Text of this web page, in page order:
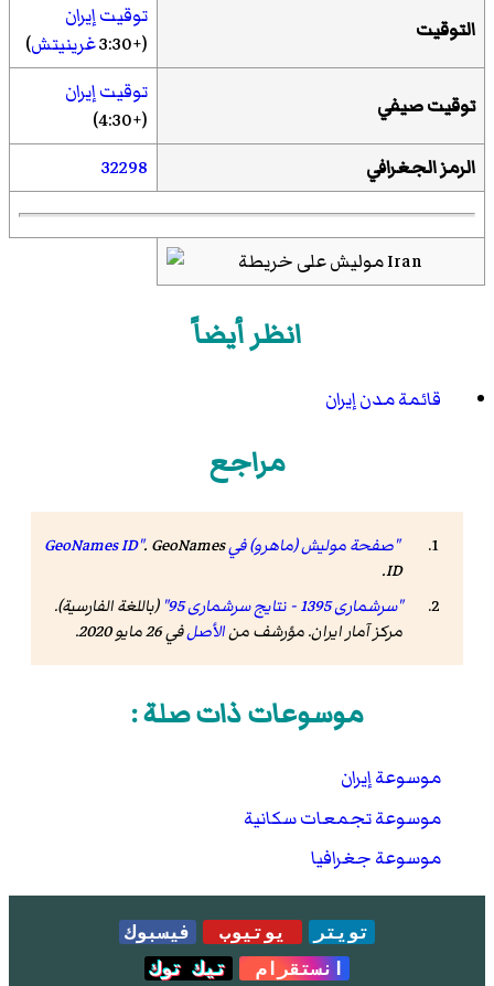
التوقيت
توقيت إيران
(+3:30
غرينيتش)
توقيت صيفي
توقيت إيران
(+4:30)
الرمز الجغرافي
32298
انظر أيضاً
قائمة مدن إيران
مراجع
"صفحة موليش (ماهرو) في GeoNames ID" . GeoNames
ID
.
"سرشماری 1395 - نتایج سرشماری 95"
(باللغة الفارسية).
مرکز آمار ایران. مؤرشف منالأصلفي 26 مايو 2020 .
موسوعات ذات صلة :
موسوعة إيران
موسوعة تجمعات سكانية
موسوعة جغرافيا
تويتر يوتيوب
فيسبوك
انستقرام
تيك توك